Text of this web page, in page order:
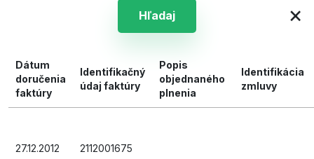
Hľadaj ×
Dátum
doručenia
faktúry
Identifikačný
údaj faktúry
Popis
objednaného
plnenia
Identifikácia
zmluvy
27.12.2012 2112001675